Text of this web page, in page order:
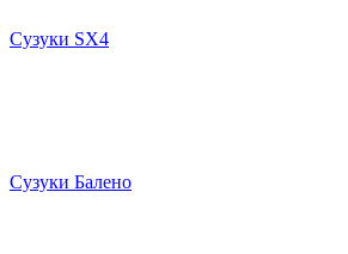
Сузуки SX4
Сузуки Балено